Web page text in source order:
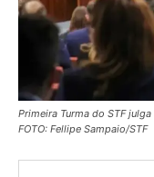
Primeira Turma do STF
FOTO: Fellipe Sampaio/STF